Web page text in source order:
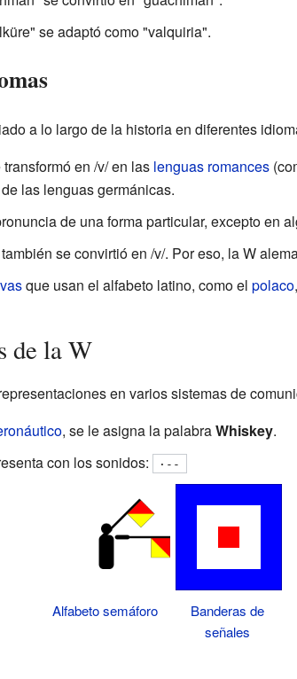
se adaptó como "valquiria".
a lo largo de la historia en diferentes
en /v/ en las lenguas romances
las lenguas germánicas.
de una forma particular, excepto en
se convirtió en /v/. Por eso, la W
que usan el alfabeto latino, como el polaco
de la W
en varios sistemas de
, se le asigna la palabraWhiskey.
con los sonidos: ·--
Alfabeto semáforo
Banderas de
señales